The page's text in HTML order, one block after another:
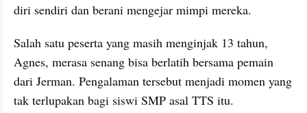
diri sendiri dan berani mengejar mimpi mereka.
Salah satu peserta yang masih menginjak 13 tahun,
Agnes, merasa senang bisa berlatih bersama pemain
dari Jerman. Pengalaman tersebut menjadi momen yang
tak terlupakan bagi siswi SMP asal TTS itu.